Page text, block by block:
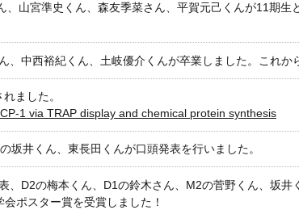
山宮準史くん、森友季菜さん、平賀元己くんが11期生
中西裕紀くん、土岐優介くんが卒業しました。これか
ました。
1 via TRAP display and chemical protein synthesis
井くん、東長田くんが口頭発表を行いました。
、D2の梅本くん、D1の鈴木さん、M2の菅野くん、坂
ポスター賞を受賞しました！